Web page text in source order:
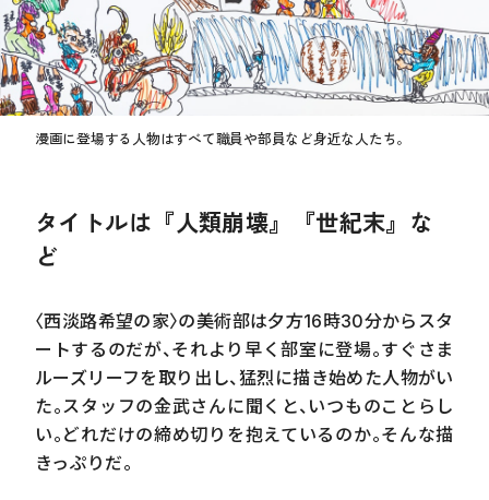
漫画に登場する人物はすべて職員や部員など身近な人たち。
タイトルは『人類崩壊』『世紀末』な
ど
〈西淡路希望の家〉の美術部は夕方16時30分からスタ
ートするのだが、それより早く部室に登場。すぐさま
ルーズリーフを取り出し、猛烈に描き始めた人物がい
た。スタッフの金武さんに聞くと、いつものことらし
い。どれだけの締め切りを抱えているのか。そんな描
きっぷりだ。